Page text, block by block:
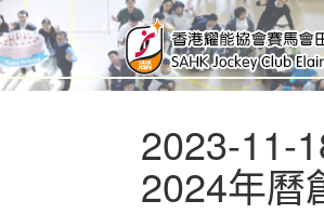
2023-11-
2024年曆